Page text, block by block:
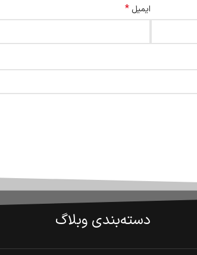
ایمیل *
دسته‌بندی وبلاگ